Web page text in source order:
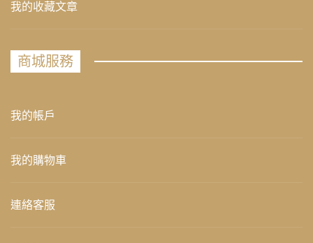
我的收藏文章
商城服務
我的帳戶
我的購物車
連絡客服